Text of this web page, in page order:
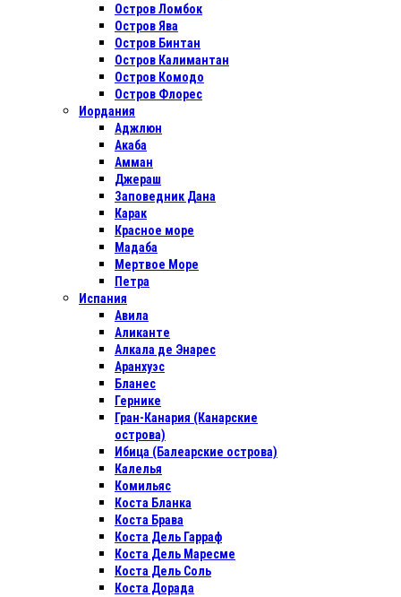
Остров Ломбок
Остров Ява
Остров Бинтан
Остров Калимантан
Остров Комодо
Остров Флорес
Иордания
Аджлюн
Акаба
Амман
Джераш
Заповедник Дана
Карак
Красное море
Мадаба
Мертвое Море
Петра
Испания
Авила
Аликанте
Алкала де Энарес
Аранхуэс
Бланес
Гернике
Гран-Канария (Канарские
острова)
Ибица (Балеарские острова)
Калелья
Комильяс
Коста Бланка
Коста Брава
Коста Дель Гарраф
Коста Дель Маресме
Коста Дель Соль
Коста Дорада